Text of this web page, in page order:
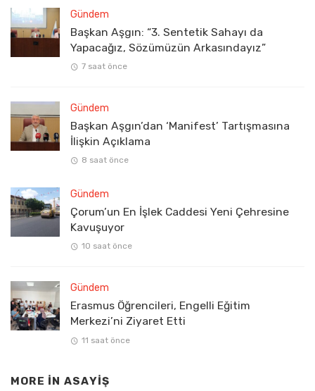
Gündem
Başkan Aşgın: “3. Sentetik Sahayı da
Yapacağız, Sözümüzün Arkasındayız”
7 saat önce
Gündem
Başkan Aşgın’dan ‘Manifest’ Tartışmasına
İlişkin Açıklama
8 saat önce
Gündem
Çorum’un En İşlek Caddesi Yeni Çehresine
Kavuşuyor
10 saat önce
Gündem
Erasmus Öğrencileri, Engelli Eğitim
Merkezi’ni Ziyaret Etti
11 saat önce
MORE IN ASAYIŞ